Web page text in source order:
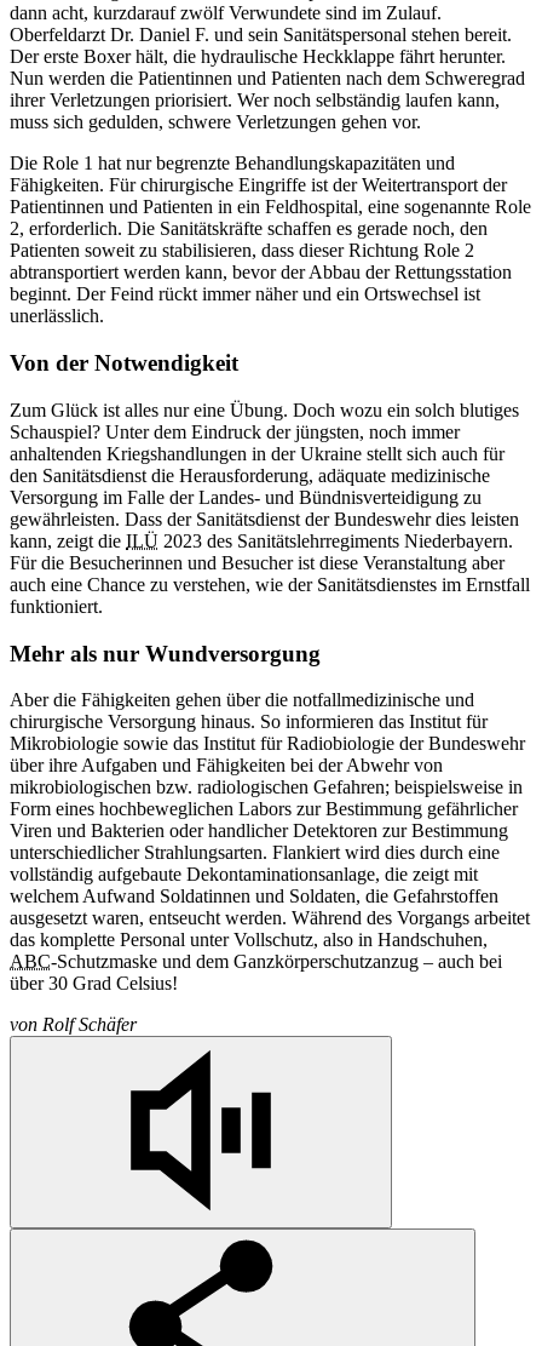
dann acht, kurzdarauf zwölf Verwundete sind im Zulauf.
Oberfeldarzt Dr. Daniel F. und sein Sanitätspersonal stehen bereit.
Der erste Boxer hält, die hydraulische Heckklappe fährt herunter.
Nun werden die Patientinnen und Patienten nach dem Schweregrad
ihrer Verletzungen priorisiert. Wer noch selbständig laufen kann,
muss sich gedulden, schwere Verletzungen gehen vor.
Die Role 1 hat nur begrenzte Behandlungskapazitäten und
Fähigkeiten. Für chirurgische Eingriffe ist der Weitertransport der
Patientinnen und Patienten in ein Feldhospital, eine sogenannte Role
2, erforderlich. Die Sanitätskräfte schaffen es gerade noch, den
Patienten soweit zu stabilisieren, dass dieser Richtung Role 2
abtransportiert werden kann, bevor der Abbau der Rettungsstation
beginnt. Der Feind rückt immer näher und ein Ortswechsel ist
unerlässlich.
Von der Notwendigkeit
Zum Glück ist alles nur eine Übung. Doch wozu ein solch blutiges
Schauspiel? Unter dem Eindruck der jüngsten, noch immer
anhaltenden Kriegshandlungen in der Ukraine stellt sich auch für
den Sanitätsdienst die Herausforderung, adäquate medizinische
Versorgung im Falle der Landes- und Bündnisverteidigung zu
gewährleisten. Dass der Sanitätsdienst der Bundeswehr dies leisten
kann, zeigt die ILÜ 2023 des Sanitätslehrregiments Niederbayern.
Für die Besucherinnen und Besucher ist diese Veranstaltung aber
auch eine Chance zu verstehen, wie der Sanitätsdienstes im Ernstfall
funktioniert.
Mehr als nur Wundversorgung
Aber die Fähigkeiten gehen über die notfallmedizinische und
chirurgische Versorgung hinaus. So informieren das Institut für
Mikrobiologie sowie das Institut für Radiobiologie der Bundeswehr
über ihre Aufgaben und Fähigkeiten bei der Abwehr von
mikrobiologischen bzw. radiologischen Gefahren; beispielsweise in
Form eines hochbeweglichen Labors zur Bestimmung gefährlicher
Viren und Bakterien oder handlicher Detektoren zur Bestimmung
unterschiedlicher Strahlungsarten. Flankiert wird dies durch eine
vollständig aufgebaute Dekontaminationsanlage, die zeigt mit
welchem Aufwand Soldatinnen und Soldaten, die Gefahrstoffen
ausgesetzt waren, entseucht werden. Während des Vorgangs arbeitet
das komplette Personal unter Vollschutz, also in Handschuhen,
ABC-Schutzmaske und dem Ganzkörperschutzanzug – auch bei
über 30 Grad Celsius!
von Rolf Schäfer